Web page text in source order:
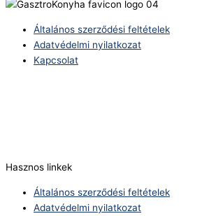
Általános szerződési feltételek
Adatvédelmi nyilatkozat
Kapcsolat
Hasznos linkek
Általános szerződési feltételek
Adatvédelmi nyilatkozat